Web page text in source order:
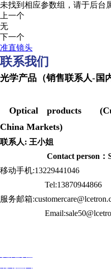
未找到相应参数组，请于后台
上一个
无
下一个
准直镜头
联系我们
光学产品（销售
Optical products
China Markets)
联系人
Contact person：
移动手机
Tel:13870944866
服务邮箱